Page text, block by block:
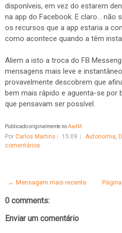
disponíveis, em vez do estarem
na app do Facebook. E claro... não
os recursos que a app estaria a
como acontece quando a têm
Aliem a isto a troca do FB
mensagens mais leve e
provavelmente descobrem que
bem mais rápido e aguenta-se por
que pensavam ser possível.
Publicado originalmente noAadM
Por Carlos Martins 15:09 Autonomia,
comentários
← Mensagem mais recente
0 comments:
Enviar um comentário